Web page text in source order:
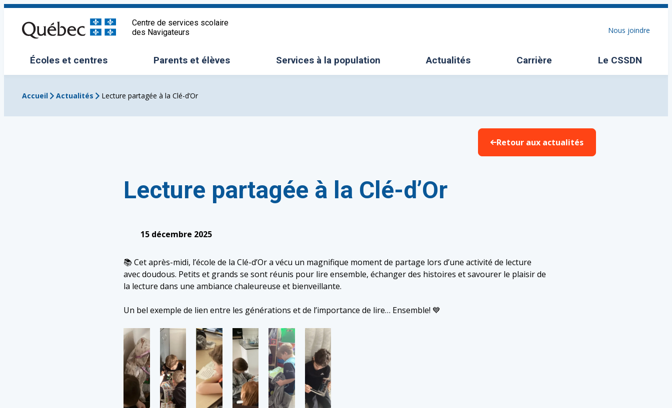
Aller
contenu
Centre de services scolaire
des Navigateurs
Nous joindre
Écoles et centres
Ouvrir/Fermer le sous-menu Parents et élèves
Ouvrir/Fermer le sous-menuServices à la population
Ouvrir/Fermer le sous-menu Actualités Carrière Le CSSDN
Ouvrir/Fermer
Accueil Actualités Lecture partagée à la Clé-d’Or
Retour aux actualités
Lecture partagée à la Clé-d’Or
15 décembre 2025
📚 Cet après-midi, l’école de la Clé-d’Or a vécu un magnifique moment de partage lors d’une activité de lecture
avec doudous. Petits et grands se sont réunis pour lire ensemble, échanger des histoires et savourer le plaisir de
la lecture dans une ambiance chaleureuse et bienveillante.
Un bel exemple de lien entre les générations et de l’importance de lire… Ensemble! 💙